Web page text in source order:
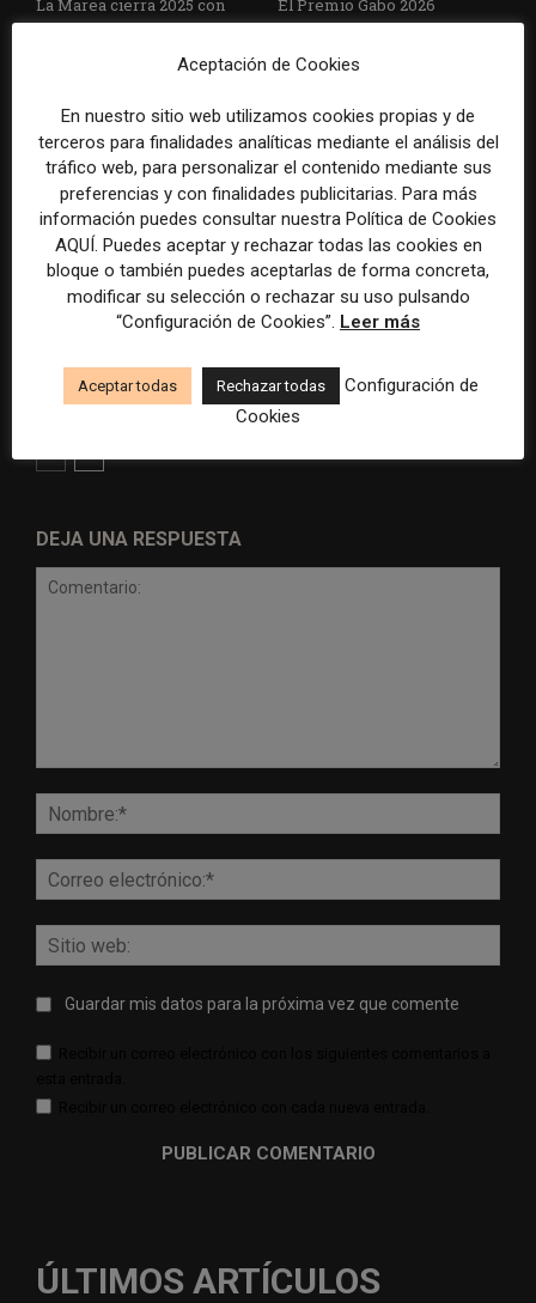
La Marea cierra 2025 con
superávit, pero su
cooperativa pierde 38.542
El Premio Gabo 2026
reconoce cinco historias de
Brasil, España y El Salvador
sobre el poder, la memoria y
Radio Televisión Madrid
control para el uso de la
inteligencia artificial
ADEPA crea un premio
cobertura periodística del
Mundial 2026
DEJA UNA RESPUESTA
Guardar mis datos para la próxima vez que comente
ÚLTIMOS ARTÍCULOS
Aceptación de Cookies
En nuestro sitio web utilizamos cookies propias y de
terceros para finalidades analíticas mediante el análisis del
tráfico web, para personalizar el contenido mediante sus
preferencias y con finalidades publicitarias. Para más
información puedes consultar nuestra Política de Cookies
AQUÍ. Puedes aceptar y rechazar todas las cookies en
bloque o también puedes aceptarlas de forma concreta,
modificar su selección o rechazar su uso pulsando
“Configuración de Cookies”. Leer más
Aceptar todas Rechazar todas
Configuración de
Cookies